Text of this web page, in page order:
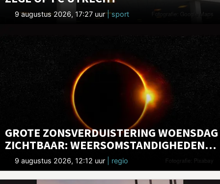
9 augustus 2026, 17:27 uur| sport
GROTE ZONSVERDUISTERING WOENSDAG
ZICHTBAAR: WEERSOMSTANDIGHEDEN
LIJKEN GUNSTIG
9 augustus 2026, 12:12 uur | regio